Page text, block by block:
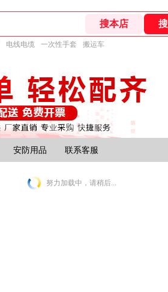
电线电缆 一次性手套 搬运车
安防用品 联系客服
努力加载中，请稍后...